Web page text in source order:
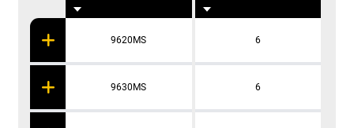
9620MS
9630MS
6
6